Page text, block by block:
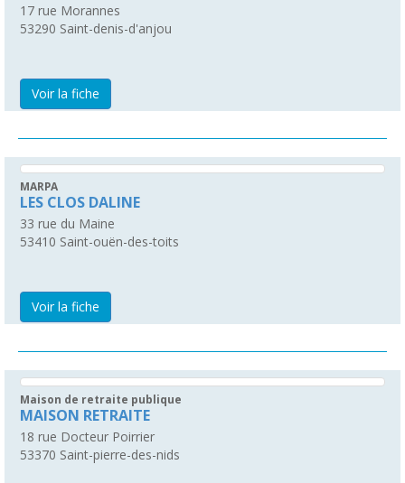
17 rue Morannes
53290 Saint-denis-d'anjou
Voir la fiche
MARPA
LES CLOS DALINE
33 rue du Maine
53410 Saint-ouën-des-toits
Voir la fiche
Maison de retraite publique
MAISON RETRAITE
18 rue Docteur Poirrier
53370 Saint-pierre-des-nids